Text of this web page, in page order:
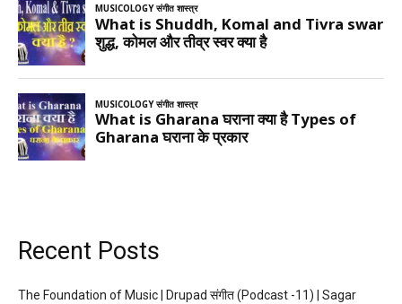
Recent Posts
The Foundation of Music | Drupad संगीत (Podcast -11) | Sagar